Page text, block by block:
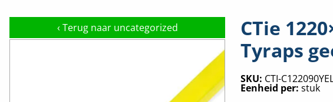
‹ Terug naar uncategorized
CTie
Tyraps
SKU: CTI-
Eenheid per: stuk